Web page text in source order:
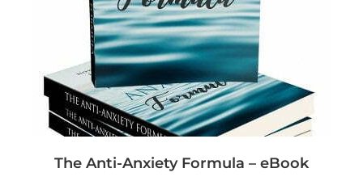
The Anti-Anxiety Formula – eBook